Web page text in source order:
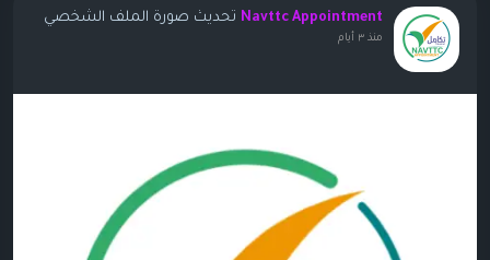
Navttc Appointment تحديث صورة الملف الشخصي
منذ ٣ أيام